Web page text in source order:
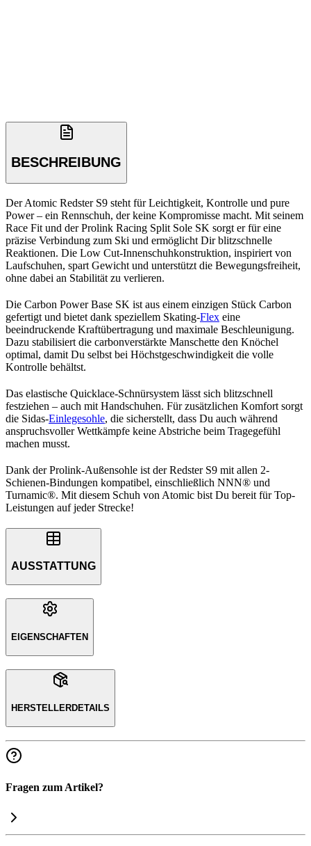
BESCHREIBUNG
Der Atomic Redster S9 steht für Leichtigkeit, Kontrolle und pure
Power – ein Rennschuh, der keine Kompromisse macht. Mit seinem
Race Fit und der Prolink Racing Split Sole SK sorgt er für eine
präzise Verbindung zum Ski und ermöglicht Dir blitzschnelle
Reaktionen. Die Low Cut-Innenschuhkonstruktion, inspiriert von
Laufschuhen, spart Gewicht und unterstützt die Bewegungsfreiheit,
ohne dabei an Stabilität zu verlieren.
Die Carbon Power Base SK ist aus einem einzigen Stück Carbon
gefertigt und bietet dank speziellem Skating-Flex eine
beeindruckende Kraftübertragung und maximale Beschleunigung.
Dazu stabilisiert die carbonverstärkte Manschette den Knöchel
optimal, damit Du selbst bei Höchstgeschwindigkeit die volle
Kontrolle behältst.
Das elastische Quicklace-Schnürsystem lässt sich blitzschnell
festziehen – auch mit Handschuhen. Für zusätzlichen Komfort sorgt
die Sidas-Einlegesohle, die sicherstellt, dass Du auch während
anspruchsvoller Wettkämpfe keine Abstriche beim Tragegefühl
machen musst.
Dank der Prolink-Außensohle ist der Redster S9 mit allen 2-
Schienen-Bindungen kompatibel, einschließlich NNN® und
Turnamic®. Mit diesem Schuh von Atomic bist Du bereit für Top-
Leistungen auf jeder Strecke!
AUSSTATTUNG
EIGENSCHAFTEN
HERSTELLERDETAILS
Fragen zum Artikel?